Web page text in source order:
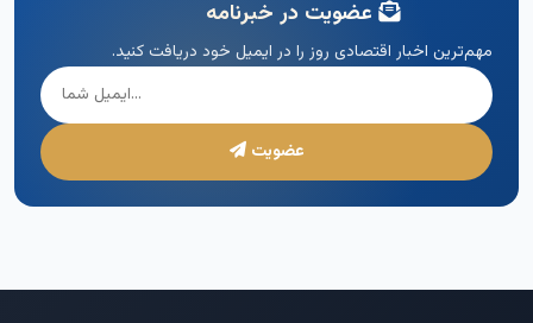
عضویت در خبرنامه
مهم‌ترین اخبار اقتصادی روز را در ایمیل خود دریافت کنید.
عضویت